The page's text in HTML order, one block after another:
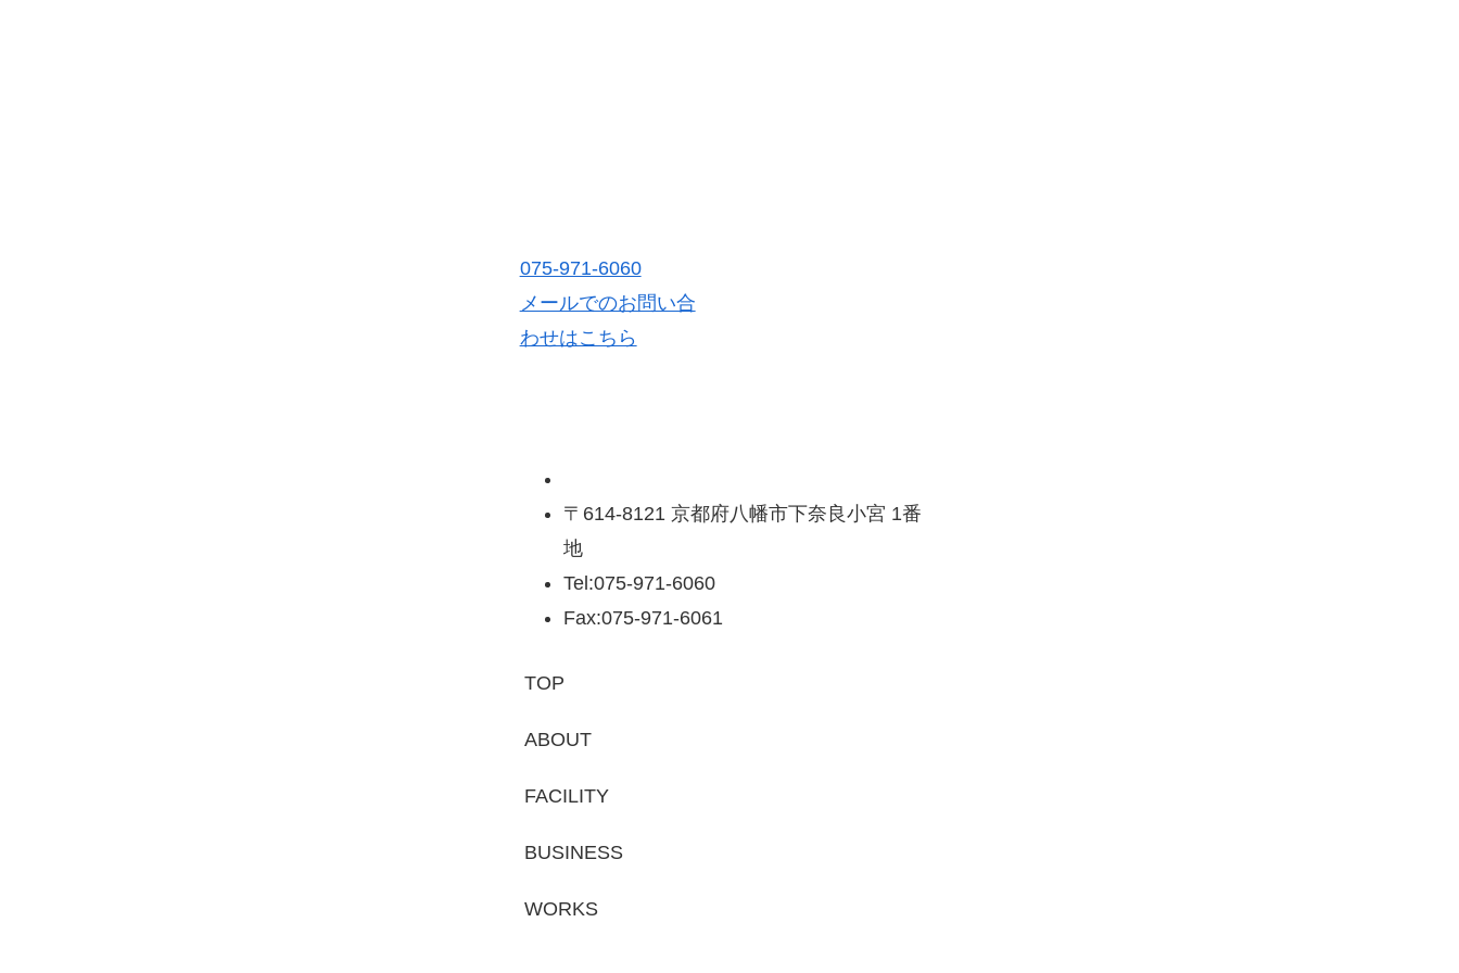
075-971-6060
メールでのお問い合
わせはこちら
〒614-8121 京都府八幡市下奈良小宮 1番
地
Tel:075-971-6060
Fax:075-971-6061
TOP
ABOUT
FACILITY
BUSINESS
WORKS